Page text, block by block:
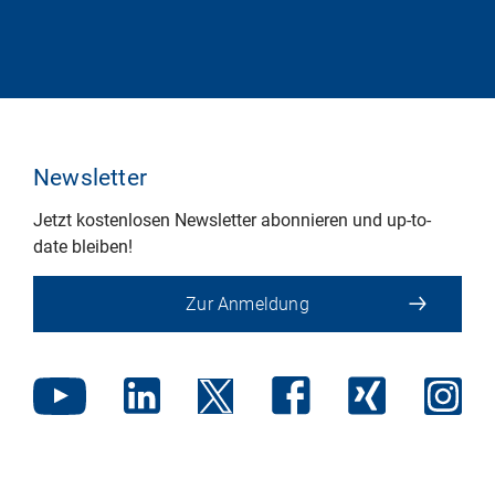
Newsletter
Jetzt kostenlosen Newsletter abonnieren und up-to-
date bleiben!
Zur Anmeldung